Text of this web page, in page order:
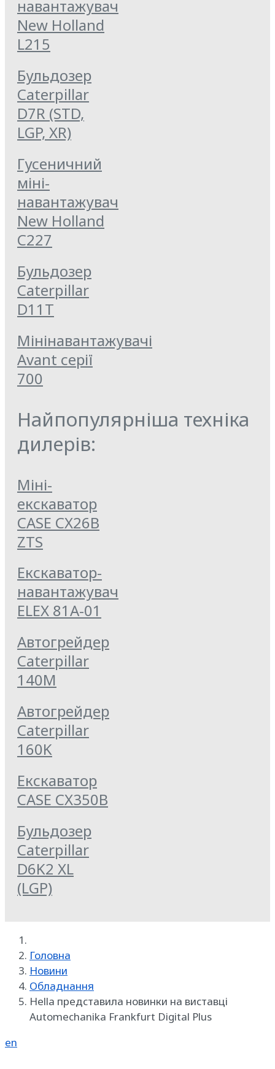
навантажувач
New Holland
L215
Бульдозер
Caterpillar
D7R (STD,
LGP, XR)
Гусеничний
міні-
навантажувач
New Holland
C227
Бульдозер
Caterpillar
D11T
Мінінавантажувачі
Avant серії
700
Найпопулярніша техніка
дилерів:
Міні-
екскаватор
CASE CX26B
ZTS
Екскаватор-
навантажувач
ELEX 81А-01
Автогрейдер
Caterpillar
140M
Автогрейдер
Caterpillar
160K
Екскаватор
CASE CX350B
Бульдозер
Caterpillar
D6K2 XL
(LGP)
Головна
Новини
Обладнання
Hella представила новинки на виставці
Automechanika Frankfurt Digital Plus
en